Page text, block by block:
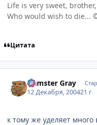
Life is very sweet, brother,
Who would wish to die...
Цитата
Hamster Gray
12 Декабря, 200421 г
к тому же уделяет